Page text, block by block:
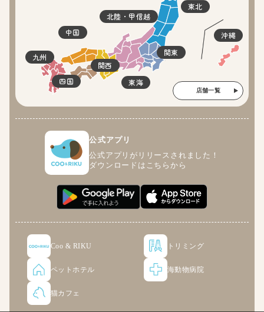
東北
関東
北陸・甲信越
東海
関西
四国
中国
九州
沖縄
店舗一覧
公式アプリ
公式アプリがリリースされました！
ダウンロードはこちらから
Coo & RIKU トリミング
ペットホテル 海動物病院
猫カフェ